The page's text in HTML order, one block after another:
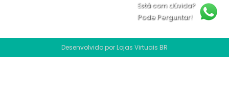
Está com dúvida?
Pode Perguntar!
Desenvolvido porLojas Virtuais BR